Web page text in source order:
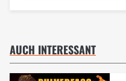
AUCH INTERESSANT